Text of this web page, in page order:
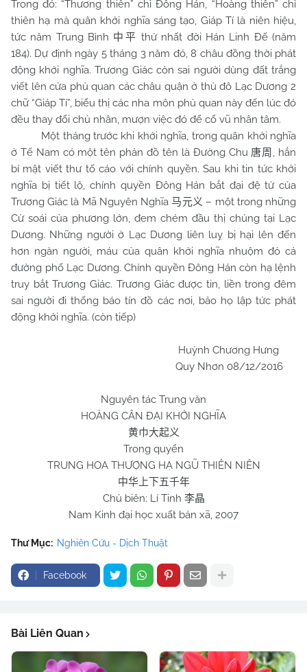
Trong đó: “Thương thiên” chỉ Đông Hán, “Hoàng thiên” chỉ
thiên hạ mà quân khởi nghĩa sáng tạo, Giáp Tí là niên hiệu,
tức năm Trung Bình 中平 thứ nhất đời Hán Linh Đế (năm
184). Dự định ngày 5 tháng 3 năm đó, 8 châu đồng thời phát
động khởi nghĩa. Trương Giác còn sai người dùng đất trắng
viết lên cửa phủ quan các châu quận ở thủ đô Lạc Dương 2
chữ “Giáp Tí”, biểu thị các nha môn phủ quan này đến lúc đó
đều thay đổi chủ nhân, mượn việc đó để cổ vũ nhân tâm.
Một tháng trước khi khởi nghĩa, trong quân khởi nghĩa
ở Tế Nam có một tên phản đồ tên là Đường Chu 唐周 , hắn
bí mật viết thư tố cáo với chính quyền. Sau khi tin tức khởi
nghĩa bị tiết lộ, chính quyền Đông Hán bắt đại đệ tử của
Trương Giác là Mã Nguyên Nghĩa马元义 – một trong những
Cừ soái của phương lớn, đem chém đầu thị chúng tại Lạc
Dương. Những người ở Lạc Dương liên luỵ bị hại lên đến
hơn ngàn người, máu của quân khởi nghĩa nhuộm đỏ cả
đường phố Lạc Dương. Chính quyền Đông Hán còn hạ lệnh
truy bắt Trương Giác. Trương Giác được tin, liền trong đêm
sai người đi thống báo tín đồ các nơi, bảo họ lập tức phát
động khởi nghĩa. (còn tiếp)
Huỳnh Chương Hưng
Quy Nhơn 08/12/2016
Nguyên tác Trung văn
HOÀNG CÂN ĐẠI KHỞI NGHĨA
黄巾大起义
Trong quyển
TRUNG HOA THƯỢNG HẠ NGŨ THIÊN NIÊN
中华上下五千年
Chủ biên: Lí Tinh 李晶
Nam Kinh đại học xuất bản xã, 2007
Thư Mục: Nghiên Cứu - Dịch Thuật
Facebook
Bài Liên Quan